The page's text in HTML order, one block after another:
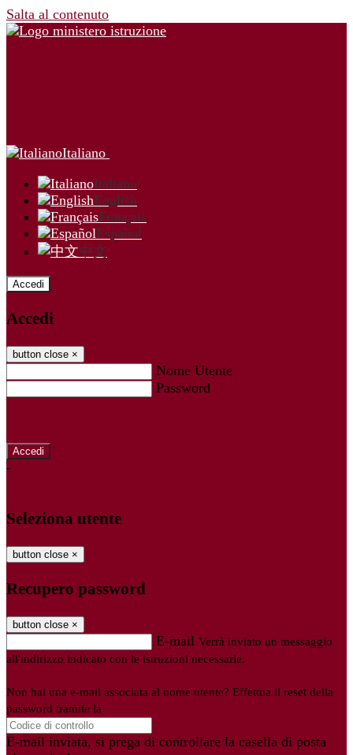
Salta al contenuto
Italiano
Italiano
English
Français
Español
中文
Accedi
Accedi
button close ×
Nome Utente
Password
-
Seleziona utente
button close ×
Recupero password
button close ×
E-mail Verrà inviato un messaggio
all'indirizzo indicato con le istruzioni necessarie.
Non hai una e-mail associata al nome utente? Effettua il reset della
password tramite la
E-mail inviata, si prega di controllare la casella di posta